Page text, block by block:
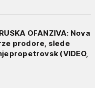
OFANZIVA: Nova
prodore, slede
(VIDEO,